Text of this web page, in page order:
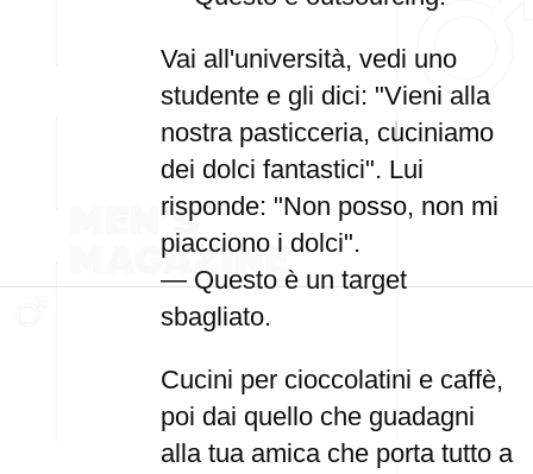
Vai all'università, vedi uno
studente e gli dici: "Vieni alla
nostra pasticceria, cuciniamo
dei dolci fantastici". Lui
risponde: "Non posso, non mi
piacciono i dolci".
— Questo è un target
sbagliato.
Cucini per cioccolatini e caffè,
poi dai quello che guadagni
alla tua amica che porta tutto a